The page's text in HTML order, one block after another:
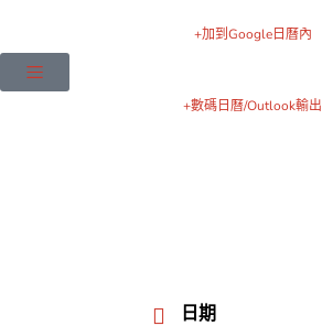
content
+加到Google日曆內
+數碼日曆/Outlook輸出
日期